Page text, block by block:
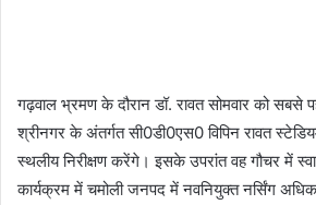
गढ़वाल भ्रमण के दौरान डॉ. रावत सोमवार को सबसे
श्रीनगर के अंतर्गत सी0डी0एस0 विपिन रावत
स्थलीय निरीक्षण करेंगे। इसके उपरांत वह गौचर में
कार्यक्रम में चमोली जनपद में नवनियुक्त नर्सिंग